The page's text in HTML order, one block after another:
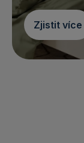
Zjistit více